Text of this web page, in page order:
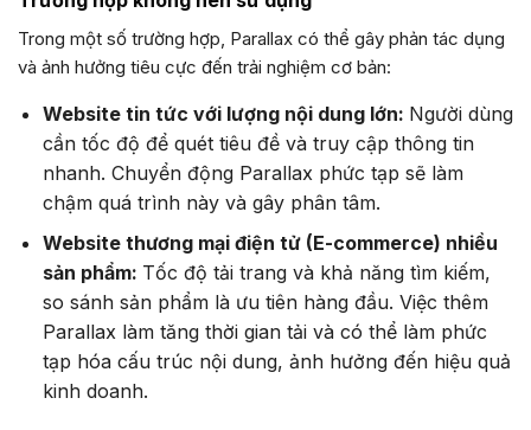
Trong một số trường hợp, Parallax có thể gây phản tác dụng
và ảnh hưởng tiêu cực đến trải nghiệm cơ bản:
Website tin tức với lượng nội dung lớn: Người dùng
cần tốc độ để quét tiêu đề và truy cập thông tin
nhanh. Chuyển động Parallax phức tạp sẽ làm
chậm quá trình này và gây phân tâm.
Website thương mại điện tử (E-commerce) nhiều
sản phẩm: Tốc độ tải trang và khả năng tìm kiếm,
so sánh sản phẩm là ưu tiên hàng đầu. Việc thêm
Parallax làm tăng thời gian tải và có thể làm phức
tạp hóa cấu trúc nội dung, ảnh hưởng đến hiệu quả
kinh doanh.